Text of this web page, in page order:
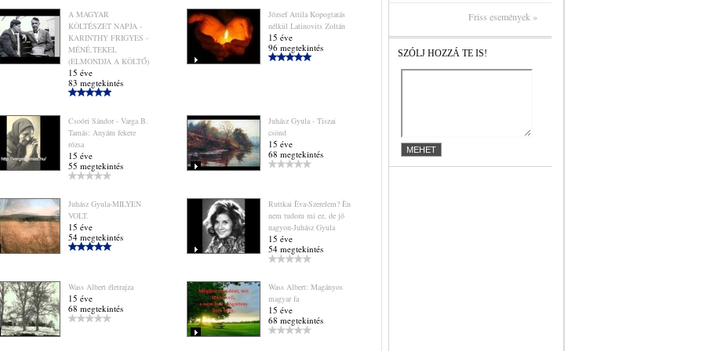
A MAGYAR
KÖLTÉSZET NAPJA -
KARINTHY FRIGYES -
MÉNÉ,TEKEL
(ELMONDJA A KÖLTŐ)
15 éve
83 megtekintés
József Attila Kopogtatás
nélkül Latinovits Zoltán
15 éve
96 megtekintés
Csoóri Sándor - Varga B.
Tamás: Anyám fekete
rózsa
15 éve
55 megtekintés
Juhász Gyula - Tiszai
csönd
15 éve
68 megtekintés
Juhász Gyula-MILYEN
VOLT.
15 éve
54 megtekintés
Ruttkai Èva-Szerelem? Èn
nem tudom mi ez, de jó
nagyon-Juhász Gyula
15 éve
54 megtekintés
Wass Albert életrajza
15 éve
68 megtekintés
Wass Albert: Magányos
magyar fa
15 éve
68 megtekintés
Friss események »
SZÓLJ HOZZÁ TE IS!